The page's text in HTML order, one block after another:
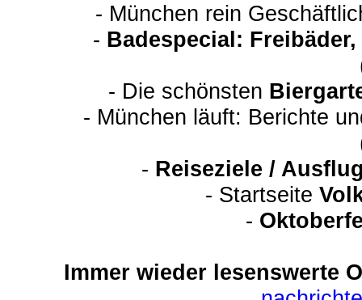
- München rein
- Badespecial:
- Die schönsten
- München läuft: Berichte
- Reiseziele /
- Startseite
-
Immer wieder lesenswerte